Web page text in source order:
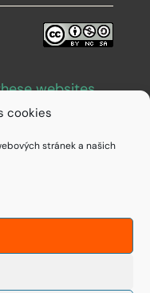
cookies
stránek a našich
websites
Creative
s.r.o.